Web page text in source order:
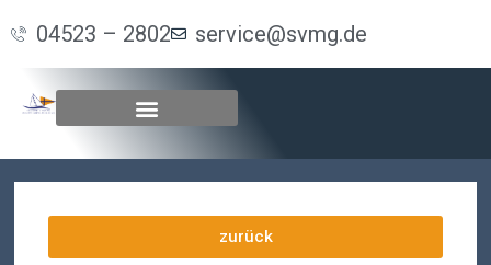
04523 – 2802 service@svmg.de
zurück